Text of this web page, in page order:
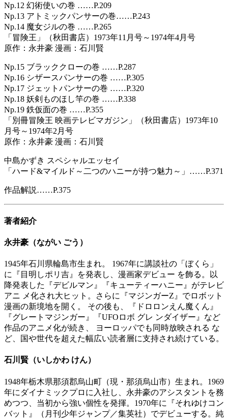
Np.12 幻術使いの巻 ……P.209
Np.13 アトミックパンサーの巻……P.243
Np.14 魔女ジルの巻 ……P.265
「冒険王」（秋田書店）1973年11月号～1974年4月号
原作：永井豪 漫画：石川賢
Np.15 ブラッククローの巻 ……P.287
Np.16 シザースパンサーの巻 ……P.305
Np.17 ジェットパンサーの巻 ……P.320
Np.18 妖剣ものほし竿の巻 ……P.338
Np.19 鉄仮面の巻 ……P.355
「別冊冒険王 映画テレビマガジン」（秋田書店）1973年10
月号～1974年2月号
原作：永井豪 漫画：石川賢
中島かずき スペシャルエッセイ
「ハード&マイルド～二つのハニーが持つ魅力～」……P.371
作品解説……P.375
著者紹介
永井豪（ながい ごう）
1945年石川県輪島市生まれ。 1967年に講談社の「ぼくら」
に『目明しポリ吉』を発表し、漫画家デビュー を飾る。以
降発表した『デビルマン』『キューティーハニー』がテレビ
アニ メ化され大ヒット。さらに『マジンガーZ』でロボット
漫画の新境地を開く。 その後も、『ドロロンえん魔くん』
『グレートマジンガー』『UFOロボ グレ ンダイザー』など
作品のアニメ化が続き、 ヨーロッパでも同時放映される な
ど、国や世代を超えた幅広い読者層に支持され続けている。
石川賢（いしかわ けん）
1948年栃木県那須郡烏山町（現・那須烏山市）生まれ。1969
年にダイナミックプロに入社し、永井豪のアシスタントを務
めつつ、当初から強い個性を発揮。1970年に『それゆけコン
バット』（月刊少年ジャンプ／集英社）でデビューする。純